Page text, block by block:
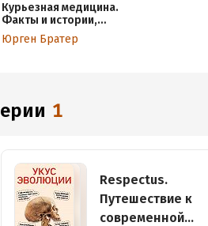
Курьезная медицина.
Факты и истории,
которые шокируют даже
врачей
Юрген Братер
Серии 1
Respectus.
Путешествие к
современной